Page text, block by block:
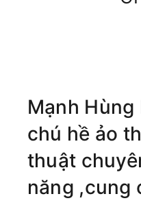
Mạnh
chú hề ảo
thuật
năng ,cung